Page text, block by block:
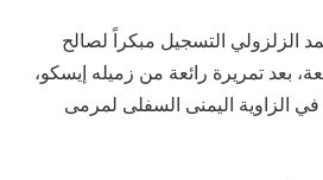
الزلزولي التسجيل مبكراً لصالح
بعد تمريرة رائعة من زميله إيسكو،
في الزاوية اليمنى السفلى لمرمى